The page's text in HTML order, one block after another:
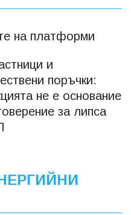
на платформи
и
поръчки:
не е основание
за липса